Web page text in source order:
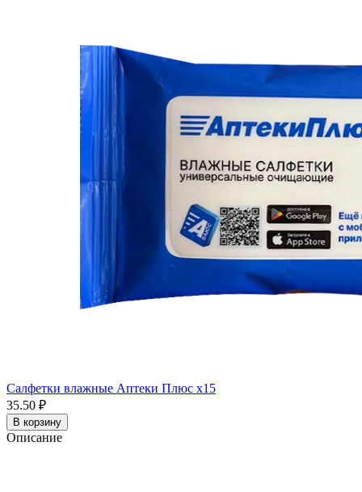
Салфетки влажные Аптеки Плюс x15
35.50 ₽
В корзину
Описание